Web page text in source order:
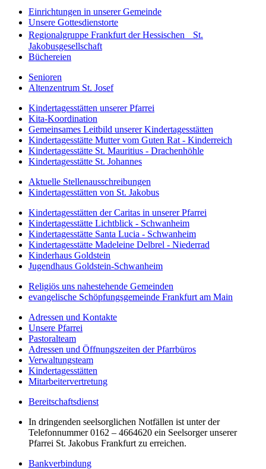
Einrichtungen in unserer Gemeinde
Unsere Gottesdienstorte
Regionalgruppe Frankfurt der Hessischen St.
Jakobusgesellschaft
Büchereien
Senioren
Altenzentrum St. Josef
Kindertagesstätten unserer Pfarrei
Kita-Koordination
Gemeinsames Leitbild unserer Kindertagesstätten
Kindertagesstätte Mutter vom Guten Rat - Kinderreich
Kindertagesstätte St. Mauritius - Drachenhöhle
Kindertagesstätte St. Johannes
Aktuelle Stellenausschreibungen
Kindertagesstätten von St. Jakobus
Kindertagesstätten der Caritas in unserer Pfarrei
Kindertagesstätte Lichtblick - Schwanheim
Kindertagesstätte Santa Lucia - Schwanheim
Kindertagesstätte Madeleine Delbrel - Niederrad
Kinderhaus Goldstein
Jugendhaus Goldstein-Schwanheim
Religiös uns nahestehende Gemeinden
evangelische Schöpfungsgemeinde Frankfurt am Main
Adressen und Kontakte
Unsere Pfarrei
Pastoralteam
Adressen und Öffnungszeiten der Pfarrbüros
Verwaltungsteam
Kindertagesstätten
Mitarbeitervertretung
Bereitschaftsdienst
In dringenden seelsorglichen Notfällen ist unter der
Telefonnummer 0162 – 4664620 ein Seelsorger unserer
Pfarrei St. Jakobus Frankfurt zu erreichen.
Bankverbindung